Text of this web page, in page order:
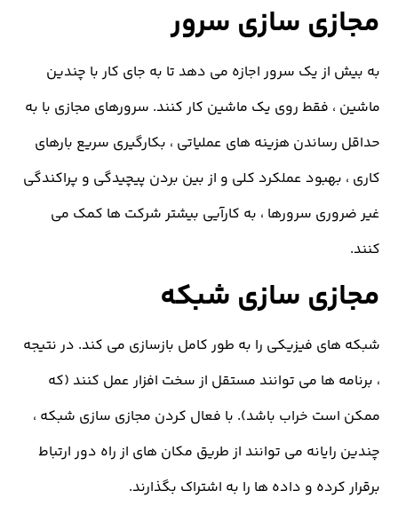
سازی سرور
یک سرور اجازه می دهد تا به جای کار با چندین
فقط روی یک ماشین کار کنند. سرورهای مجازی با به
هزینه های عملیاتی ، بکارگیری سریع بارهای
عملکرد کلی و از بین بردن پیچیدگی و پراکندگی
سرورها ، به کارآیی بیشتر شرکت ها کمک می
سازی شبکه
فیزیکی را به طور کامل بازسازی می کند. در نتیجه
ها می توانند مستقل از سخت افزار عمل کنند (که
خراب باشد). با فعال کردن مجازی سازی شبکه ،
می توانند از طریق مکان های از راه دور ارتباط
و داده ها را به اشتراک بگذارند.